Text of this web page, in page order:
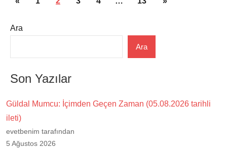
Ara
Ara
Son Yazılar
Güldal Mumcu: İçimden Geçen Zaman (05.08.2026 tarihli
ileti)
evetbenim tarafından
5 Ağustos 2026